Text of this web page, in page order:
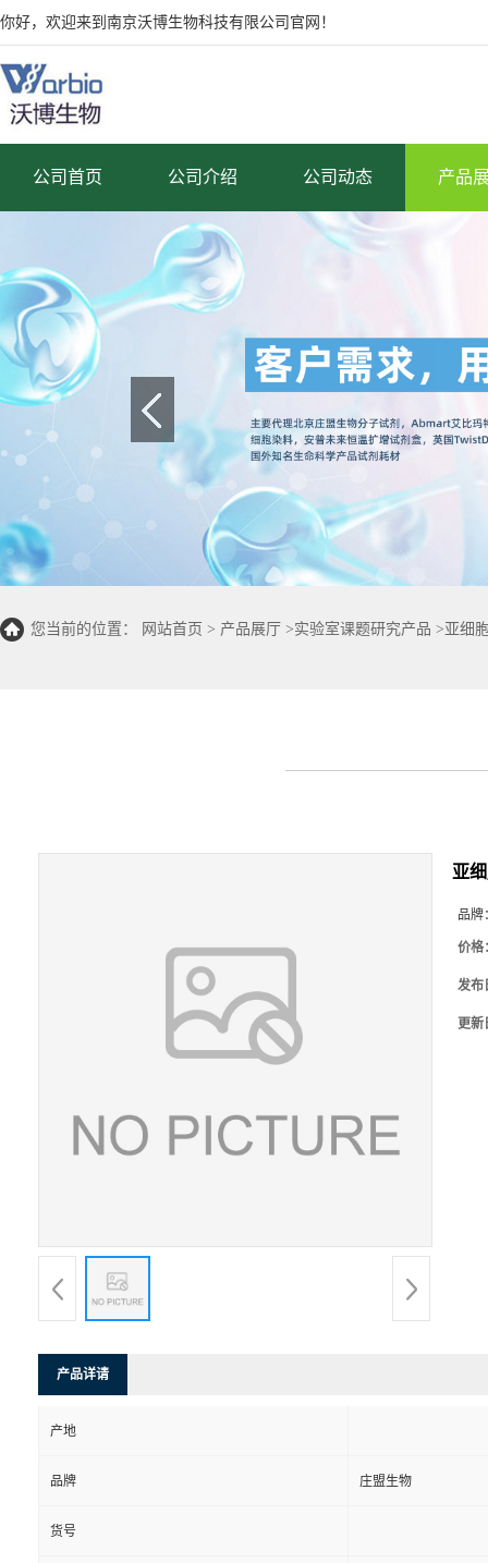
你好，欢迎来到南京沃博生物科技有限公司官网！
公司首页 公司介绍 公司动态 产品
您当前的位置： 网站首页 > 产品展厅 >实验室课题研究产品 >亚细
亚
品牌
价格
发布
更新
产品详请
产地
品牌 庄盟生物
货号